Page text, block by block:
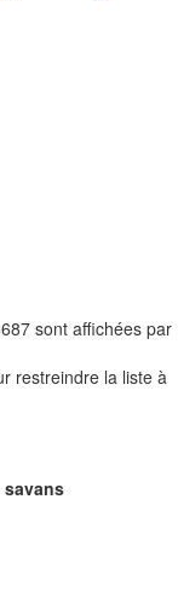
sont affichées par
restreindre la liste à